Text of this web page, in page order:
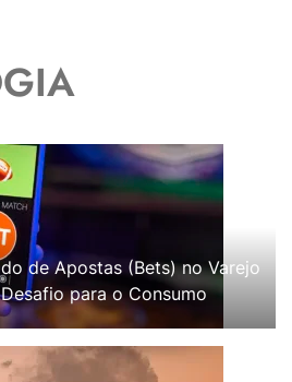
de Apostas (Bets) no Varejo
para o Consumo